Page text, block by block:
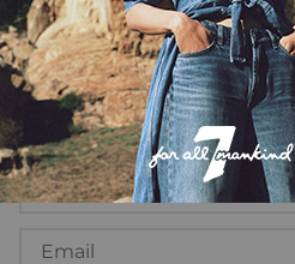
23 24 25 26 27